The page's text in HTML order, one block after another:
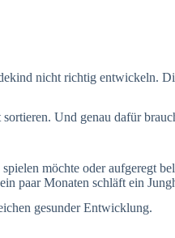
nicht richtig entwickeln.
Und genau dafür
möchte oder aufgeregt
paar Monaten schläft ein
gesunder Entwicklung.